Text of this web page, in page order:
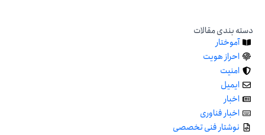
دسته‌ بندی مقالات
آموختار
احراز هویت
امنیت
ایمیل
اخبار
اخبار فناوری
نوشتار فنی تخصصی